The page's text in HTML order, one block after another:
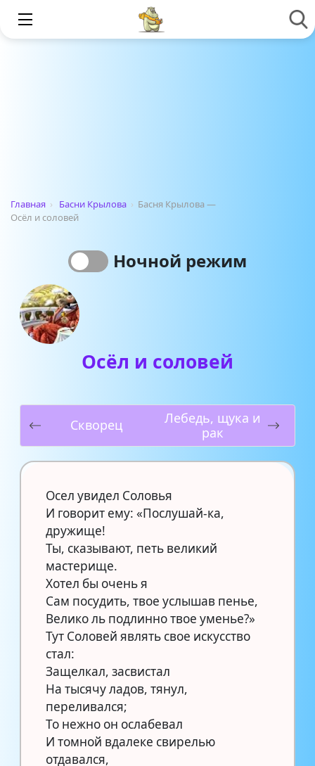
Главная › Басни Крылова › Басня Крылова —
Осёл и соловей
Ночной режим
Осёл и соловей
Скворец
Лебедь, щука и
рак
Осел увидел Соловья
И говорит ему: «Послушай-ка,
дружище!
Ты, сказывают, петь великий
мастерище.
Хотел бы очень я
Сам посудить, твое услышав пенье,
Велико ль подлинно твое уменье?»
Тут Соловей являть свое искусство
стал:
Защелкал, засвистал
На тысячу ладов, тянул,
переливался;
То нежно он ослабевал
И томной вдалеке свирелью
отдавался,